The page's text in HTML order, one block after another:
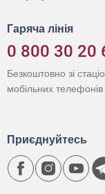
Гаряча лінія
0 800 30 20
Безкоштовно зі
мобільних телефонів
Приєднуйтесь